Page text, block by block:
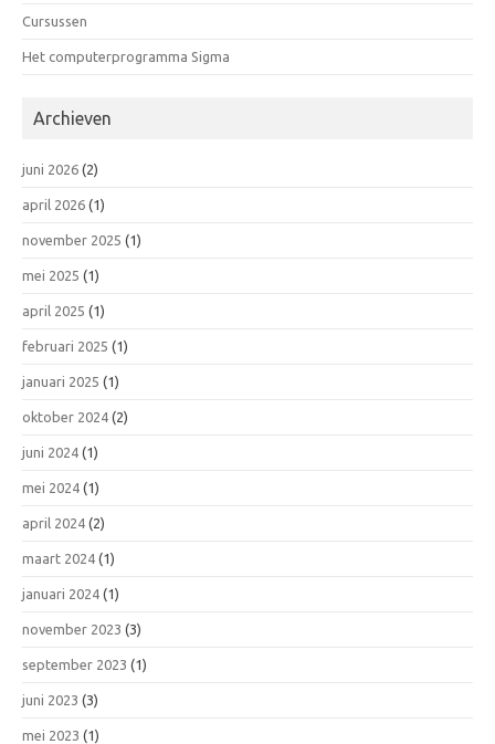
Cursussen
Het computerprogramma Sigma
Archieven
juni 2026 (2)
april 2026 (1)
november 2025 (1)
mei 2025 (1)
april 2025 (1)
februari 2025 (1)
januari 2025 (1)
oktober 2024 (2)
juni 2024 (1)
mei 2024 (1)
april 2024 (2)
maart 2024 (1)
januari 2024 (1)
november 2023 (3)
september 2023 (1)
juni 2023 (3)
mei 2023 (1)